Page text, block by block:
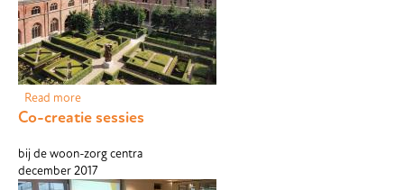
Read more
Co-creatie sessies
bij de woon-zorg centra
december 2017